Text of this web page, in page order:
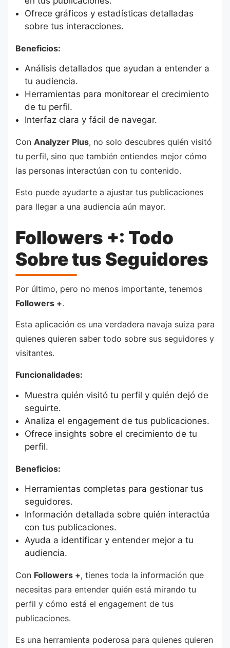
Ofrece gráficos y estadísticas detalladas
sobre tus interacciones.
Beneficios:
Análisis detallados que ayudan a entender a
tu audiencia.
Herramientas para monitorear el crecimiento
de tu perfil.
Interfaz clara y fácil de navegar.
Con Analyzer Plus, no solo descubres quién visitó
tu perfil, sino que también entiendes mejor cómo
las personas interactúan con tu contenido.
Esto puede ayudarte a ajustar tus publicaciones
para llegar a una audiencia aún mayor.
Followers +: Todo
Sobre tus Seguidores
Por último, pero no menos importante, tenemos
Followers +.
Esta aplicación es una verdadera navaja suiza para
quienes quieren saber todo sobre sus seguidores y
visitantes.
Funcionalidades:
Muestra quién visitó tu perfil y quién dejó de
seguirte.
Analiza el engagement de tus publicaciones.
Ofrece insights sobre el crecimiento de tu
perfil.
Beneficios:
Herramientas completas para gestionar tus
seguidores.
Información detallada sobre quién interactúa
con tus publicaciones.
Ayuda a identificar y entender mejor a tu
audiencia.
Con Followers +, tienes toda la información que
necesitas para entender quién está mirando tu
perfil y cómo está el engagement de tus
publicaciones.
Es una herramienta poderosa para quienes quieren